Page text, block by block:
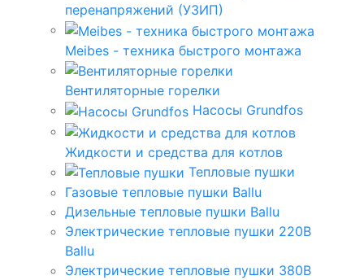
перенапряжений (УЗИП)
Meibes - техника быстрого монтажа
Вентиляторные горелки
Насосы Grundfos
Жидкости и средства для котлов
Тепловые пушки
Газовые тепловые пушки Ballu
Дизельные тепловые пушки Ballu
Электрические тепловые пушки 220В
Ballu
Электрические тепловые пушки 380В